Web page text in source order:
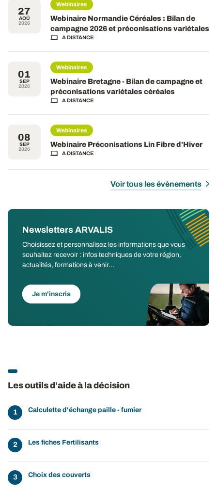
27
AOÛ
2026
Webinaires
Webinaire Normandie Céréales : Bilan de
campagne 2026 et préconisations variétales
A DISTANCE
01
SEP
2026
Webinaires
Webinaire Bretagne - Bilan de campagne et
préconisations variétales céréales
A DISTANCE
08
SEP
2026
Webinaires
Webinaire Préconisations Lin Fibre d'Hiver
A DISTANCE
Voir tous les évènements
Newsletters ARVALIS
Choisissez et personnalisez les informations que vous
souhaitez recevoir : infos techniques de votre région,
actualités, formations à venir...
Je m'inscris
Les outils d’aide à la décision
Calculette d'échange paille - fumier
Les fiches Fertilisants
Choix des couverts